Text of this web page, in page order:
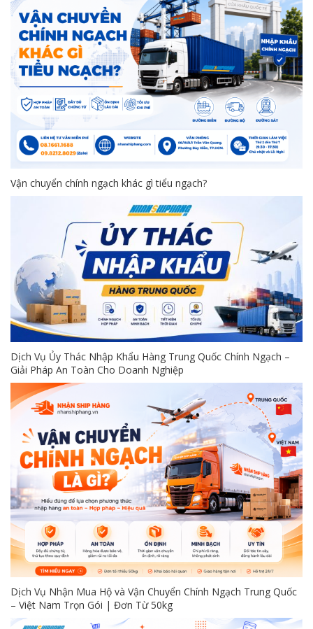
Vận chuyển chính ngạch khác gì tiểu ngạch?
Dịch Vụ Ủy Thác Nhập Khẩu Hàng Trung Quốc Chính Ngạch –
Giải Pháp An Toàn Cho Doanh Nghiệp
Dịch Vụ Nhận Mua Hộ và Vận Chuyển Chính Ngạch Trung Quốc
– Việt Nam Trọn Gói | Đơn Từ 50kg